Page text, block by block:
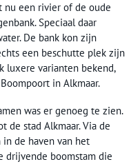
nu een rivier of de oude
Speciaal daar
De bank kon zijn
een beschutte plek zijn
luxere varianten bekend,
in Alkmaar.
was er genoeg te zien.
de stad Alkmaar. Via de
in de haven van het
drijvende boomstam die